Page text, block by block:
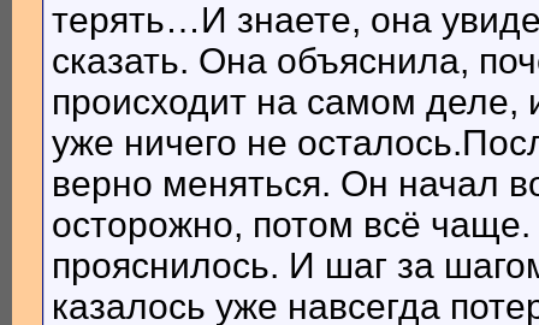
терять…И знаете, она
сказать. Она объяснила,
происходит на самом деле,
уже ничего не
верно меняться. Он начал
осторожно, потом всё
прояснилось. И шаг за
казалось уже навсегда